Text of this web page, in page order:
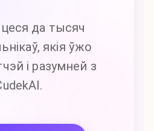
да тысяч
якія ўжо
і разумней з